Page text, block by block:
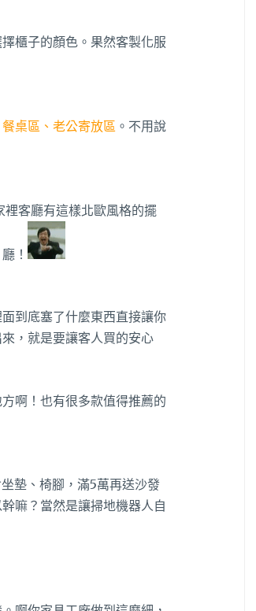
櫃子的顏色。果然客製化服
桌區、老公寄放區 。不用說
客廳有這樣北歐風格的擺
！
到底塞了什麼東西直接讓你
，就是要讓客人買的安心
啊！也有很多款值得推薦的
墊、椅腳，滿5萬再送沙發
嘛？當然是讓掃地機器人自